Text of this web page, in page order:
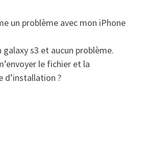
un problème avec mon iPhone
galaxy s3 et aucun problème.
le fichier et la
d’installation ?